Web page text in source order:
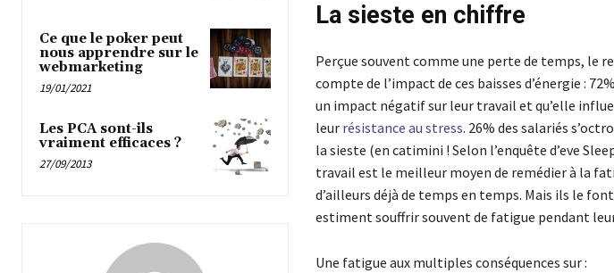
Ce que le poker peut
nous apprendre sur le
webmarketing
19/01/2021
Les PCA sont-ils
vraiment efficaces ?
27/09/2013
La sieste en chiffre
Perçue souvent comme une perte de temps, le
compte de l’impact de ces baisses d’énergie :
un impact négatif sur leur travail et qu’elle
leur résistance au stress. 26% des salariés
la sieste (en catimini ! Selon l’enquête d’eve
travail est le meilleur moyen de remédier à la
d’ailleurs déjà de temps en temps. Mais ils le
estiment souffrir souvent de fatigue pendant
Une fatigue aux multiples conséquences sur :